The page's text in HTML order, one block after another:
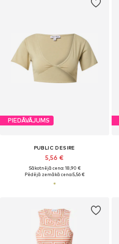
PIEDĀVĀJUMS
PUBLIC DESIRE
5,56 €
Sākotnējā cena: 18,90 €
Pēdējā zemākā cena:5,56 €